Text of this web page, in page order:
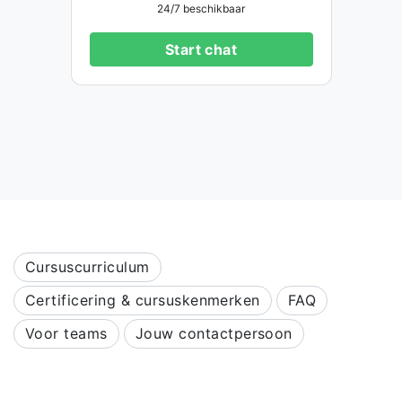
24/7 beschikbaar
Start chat
Cursuscurriculum
Certificering & cursuskenmerken
FAQ
Voor teams
Jouw contactpersoon